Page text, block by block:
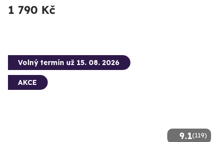
1 790 Kč
9.1(119)
Volný termín už 15. 08. 2026
AKCE